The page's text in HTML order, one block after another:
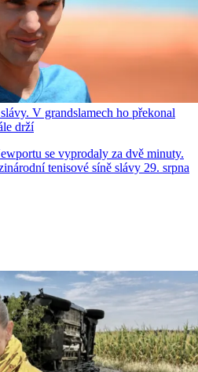
V grandslamech ho překonal
drží
se vyprodaly za dvě minuty.
tenisové síně slávy 29. srpna